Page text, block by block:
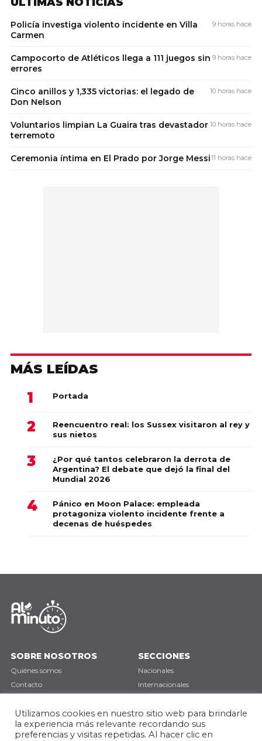
Policía investiga violento incidente en Villa
Carmen
9 horas hace
Campocorto de Atléticos llega a 111 juegos sin
errores
9 horas hace
Cinco anillos y 1,335 victorias: el legado de
Don Nelson
10 horas hace
Voluntarios limpian La Guaira tras devastador
terremoto
10 horas hace
Ceremonia íntima en El Prado por Jorge Messi11 horas hace
MÁS LEÍDAS
Portada
Reencuentro real: los Sussex visitaron al rey y
sus nietos
¿Por qué tantos celebraron la derrota de
Argentina? El debate que dejó la final del
Mundial 2026
Pánico en Moon Palace: empleada
protagoniza violento incidente frente a
decenas de huéspedes
SOBRE NOSOTROS
Quiénes somos
Contacto
SECCIONES
Nacionales
Internacionales
Opinión
Utilizamos cookies en nuestro sitio web para brindarle
la experiencia más relevante recordando sus
preferencias y visitas repetidas. Al hacer clic en